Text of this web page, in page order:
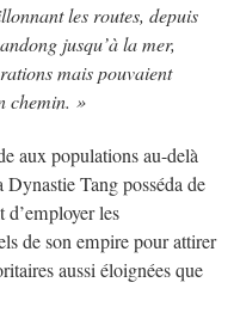
les routes, depuis
jusqu’à la mer,
mais pouvaient
chemin. »
aux populations au-delà
Tang posséda de
les
de son empire pour attirer
aussi éloignées que